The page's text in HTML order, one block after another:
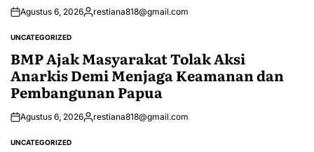
Agustus 6, 2026Posted
restiana818@gmail.com
POSTED
UNCATEGORIZED
BMP Ajak Masyarakat Tolak Aksi
Anarkis Demi Menjaga Keamanan dan
Pembangunan Papua
Agustus 6, 2026Posted
restiana818@gmail.com
POSTED
UNCATEGORIZED